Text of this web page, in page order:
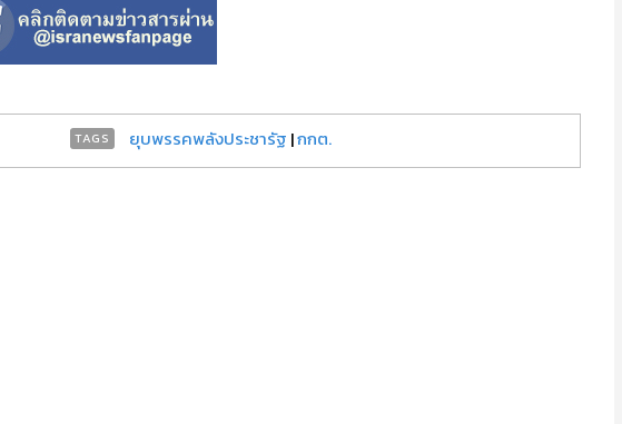
TAGS ยุบพรรคพลังประชารัฐ |กกต.